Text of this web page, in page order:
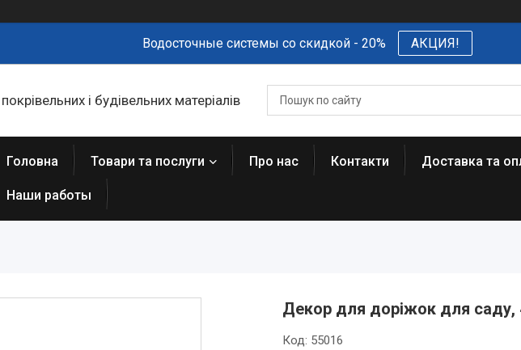
Водосточные системы со скидкой - 20% АКЦИЯ!
і будівельних матеріалів
Головна Товари та послуги Про нас Контакти Доставка та
Наши работы
Декор для доріжок для саду,
Код: 55016